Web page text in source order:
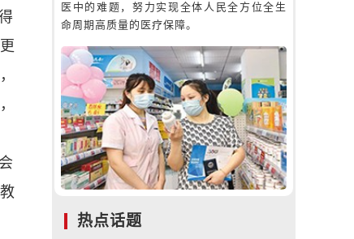
医中的难题，努力实现全体人民全方位全生
命周期高质量的医疗保障。
热点话题